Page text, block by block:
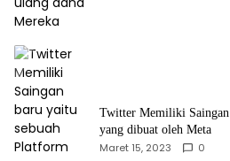
Twitter Memiliki
yang dibuat oleh Meta
Maret 15, 2023 0